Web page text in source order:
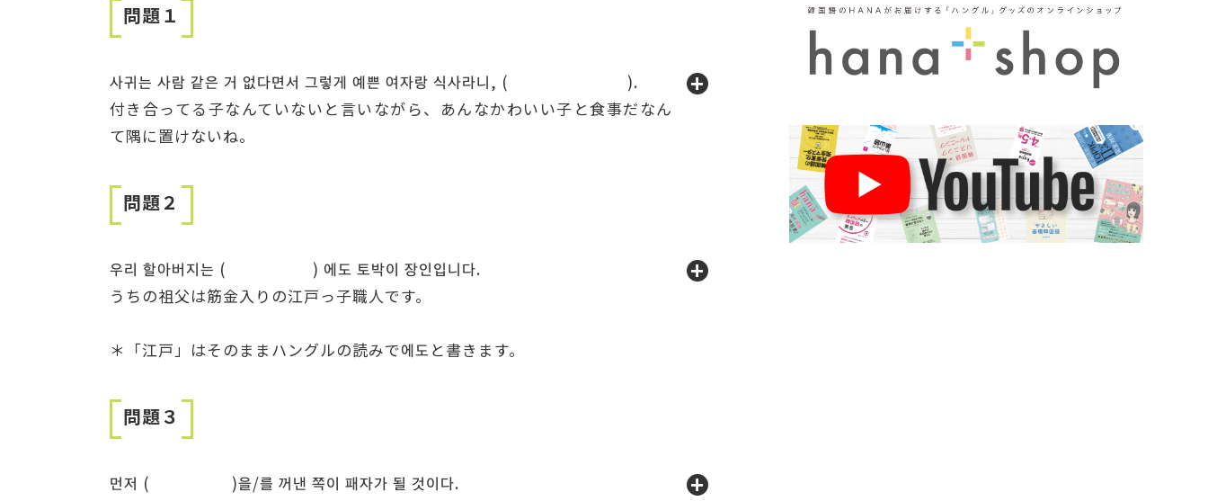
問題１
사귀는 사람 같은 거 없다면서 그렇게 예쁜 여자랑 식사라니, ( ).
付き合ってる子なんていないと言いながら、あんなかわいい子と食事だなん
て隅に置けないね。
問題２
우리 할아버지는 ( ) 에도 토박이 장인입니다.
うちの祖父は筋金入りの江戸っ子職人です。
＊「江戸」はそのままハングルの読みで에도と書きます。
問題３
먼저 ( )을/를 꺼낸 쪽이 패자가 될 것이다.